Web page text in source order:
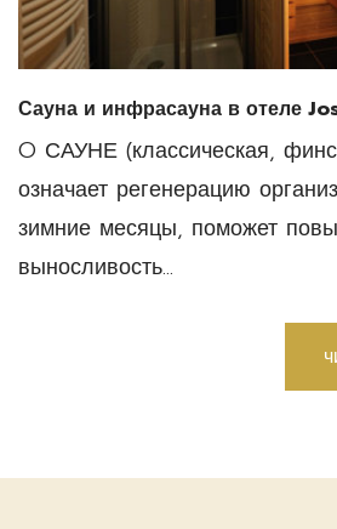
Сауна и инфрасауна в отеле
O САУНЕ (классическая,
означает регенерацию
зимние месяцы, поможет
выносливость...